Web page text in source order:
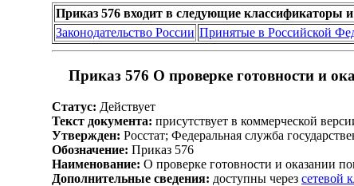
Приказ 576 входит в следующие классификаторы
Законодательство России Принятые в Российской
Приказ 576 О проверке готовности и
Статус: Действует
Текст документа: присутствует в коммерческой
Утвержден: Росстат; Федеральная служба
Обозначение: Приказ 576
Наименование: О проверке готовности и оказании
Дополнительные сведения: доступны через сетевой